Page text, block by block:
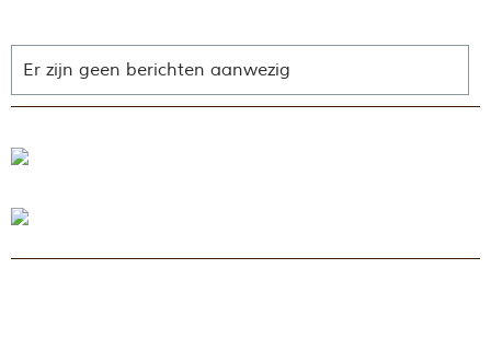
Er zijn geen berichten aanwezig